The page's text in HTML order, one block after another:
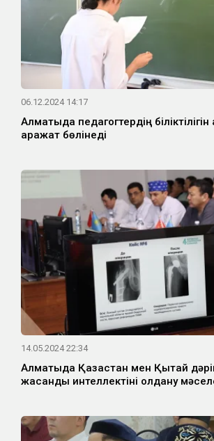
06.12.2024 14:17
Алматыда педагогтердің
қаражат бөлінеді
14.05.2024 22:34
Алматыда Қазақстан мен Қытай
жасанды интеллектіні қолдану